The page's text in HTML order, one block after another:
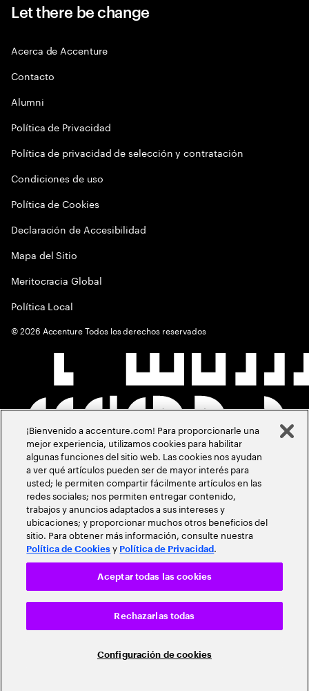
Let there be change
Acerca de Accenture
Contacto
Alumni
Política de Privacidad
Política de privacidad de selección y contratación
Condiciones de uso
Política de Cookies
Declaración de Accesibilidad
Mapa del Sitio
Meritocracia Global
Política Local
©2026 Accenture Todos los derechos reservados
¡Bienvenido a accenture.com! Para proporcionarle una
mejor experiencia, utilizamos cookies para habilitar
algunas funciones del sitio web. Las cookies nos ayudan
a ver qué artículos pueden ser de mayor interés para
usted; le permiten compartir fácilmente artículos en las
redes sociales; nos permiten entregar contenido,
trabajos y anuncios adaptados a sus intereses y
ubicaciones; y proporcionar muchos otros beneficios del
sitio. Para obtener más información, consulte nuestra
Política de Cookies y Política de Privacidad .
Configuración de cookies
Rechazarlas todas
Aceptar todas las cookies